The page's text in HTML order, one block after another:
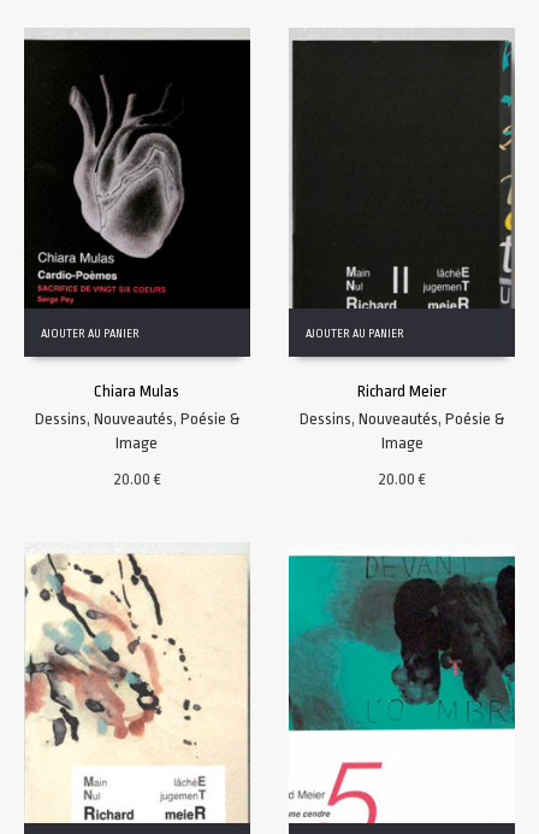
AJOUTER AU PANIER
Chiara Mulas
Dessins, Nouveautés, Poésie &
Image
20.00€
AJOUTER AU PANIER
Richard Meier
Dessins,Nouveautés,Poésie &
Image
20.00€